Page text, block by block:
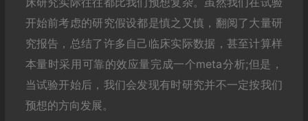
开始前考虑的研究假设都是慎之又慎，翻阅了大量研
究报告，总结了许多自己临床实际数据，甚至计算样
本量时采用可靠的效应量完成一个meta分析;但是，
当试验开始后，我们会发现有时研究并不一定按我们
预想的方向发展。